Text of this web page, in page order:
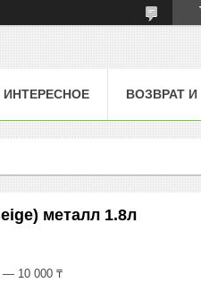
ИНТЕРЕСНОЕ ВОЗВРАТ
металл 1.8л
— 10 000 ₸